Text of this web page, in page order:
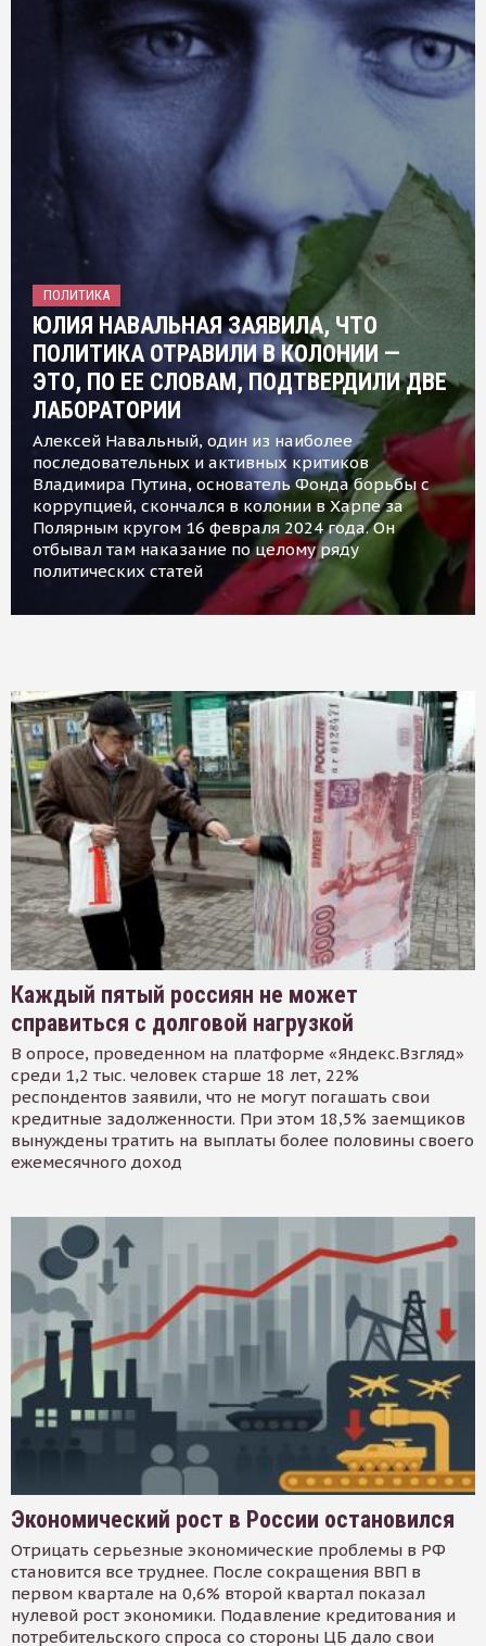
ПОЛИТИКА
ЮЛИЯ НАВАЛЬНАЯ ЗАЯВИЛА, ЧТО
ПОЛИТИКА ОТРАВИЛИ В КОЛОНИИ —
ЭТО, ПО ЕЕ СЛОВАМ, ПОДТВЕРДИЛИ ДВЕ
ЛАБОРАТОРИИ
Алексей Навальный, один из наиболее
последовательных и активных критиков
Владимира Путина, основатель Фонда борьбы с
коррупцией, скончался в колонии в Харпе за
Полярным кругом 16 февраля 2024 года. Он
отбывал там наказание по целому ряду
политических статей
Каждый пятый россиян не может
справиться с долговой нагрузкой
В опросе, проведенном на платформе «Яндекс.Взгляд»
среди 1,2 тыс. человек старше 18 лет, 22%
респондентов заявили, что не могут погашать свои
кредитные задолженности. При этом 18,5% заемщиков
вынуждены тратить на выплаты более половины своего
ежемесячного доход
Экономический рост в России остановился
Отрицать серьезные экономические проблемы в РФ
становится все труднее. После сокращения ВВП в
первом квартале на 0,6% второй квартал показал
нулевой рост экономики. Подавление кредитования и
потребительского спроса со стороны ЦБ дало свои